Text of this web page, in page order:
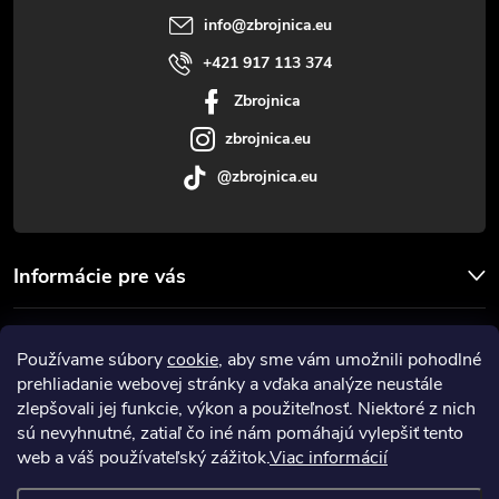
Používame súborycookie, aby sme vám umožnili pohodlné
prehliadanie webovej stránky a vďaka analýze neustále
zlepšovali jej funkcie, výkon a použiteľnosť. Niektoré z nich
sú nevyhnutné, zatiaľ čo iné nám pomáhajú vylepšiť tento
web a váš používateľský zážitok.Viac informácií
Informácie pre vás
Prijímame online platby
info@zbrojnica.eu
+421 917 113 374
Zbrojnica
zbrojnica.eu
@zbrojnica.eu